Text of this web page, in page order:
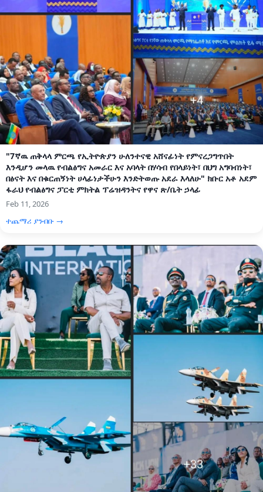
"7ኛዉ ጠቅላላ ምርጫ የኢትዮጵያን ሁለንተናዊ አሸናፊነት የምናረጋግጥበት
እንዲሆን መላዉ የብልፅግና አመራር እና አባላት በሃሳብ የበላይነት፣ በህግ አግባብነት፣
በፅናት እና በቁርጠኝነት ሀላፊነታችሁን እንድትወጡ አደራ እላለሁ" ክቡር አቶ አደም
ፋራህ የብልፅግና ፓርቲ ምክትል ፕሬዝዳንትና የዋና ጽ/ቤት ኃላፊ
Feb 11, 2026
ተጨማሪ ያንብቡ →